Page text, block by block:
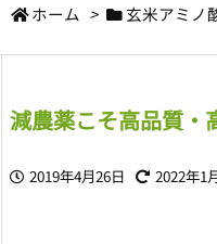
ホーム > 玄米アミノ
減農薬こそ高品質・
2019年4月26日 2022年1